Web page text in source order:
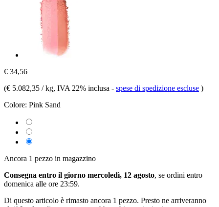
€ 34,56
(€ 5.082,35 / kg, IVA 22% inclusa - spese di spedizione escluse )
Colore: Pink Sand
Ancora 1 pezzo in magazzino
Consegna entro il giorno mercoledì, 12 agosto, se ordini entro
domenica alle ore 23:59.
Di questo articolo è rimasto ancora 1 pezzo. Presto ne arriveranno